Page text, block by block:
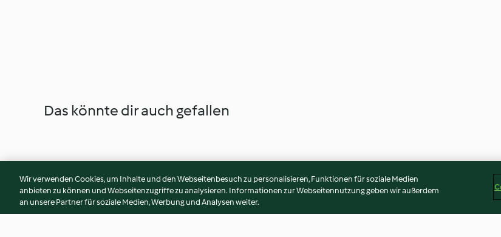
Das könnte dir auch gefallen
Wir verwenden Cookies, um Inhalte und den Webseitenbesuch zu personalisieren, Funktionen für soziale Medien
anbieten zu können und Webseitenzugriffe zu analysieren. Informationen zur Webseitennutzung geben wir außerdem
an unsere Partner für soziale Medien, Werbung und Analysen weiter.